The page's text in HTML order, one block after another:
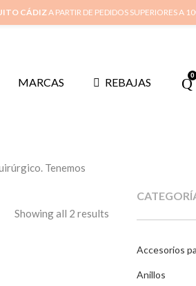
Inicio Mi cuenta Cuidado de tus joyas
MARCAS REBAJAS
0
Tenemos
Showing all 2 results
Accesorios
Anillos
CÁDIZA PARTIR DE PEDIDOS SUPERIORES A